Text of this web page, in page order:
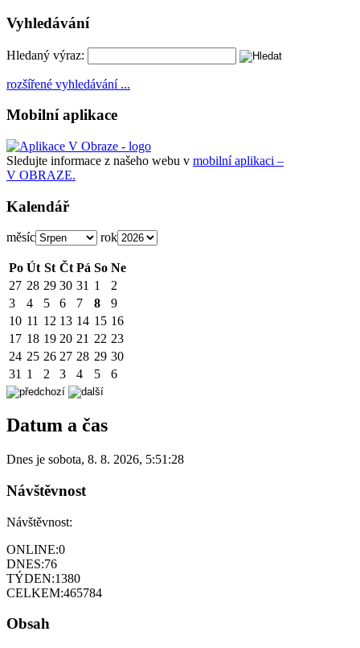
Vyhledávání
Hledaný výraz:
rozšířené vyhledávání ...
Mobilní aplikace
Sledujte informace z našeho webu v mobilní aplikaci –
V OBRAZE.
Kalendář
měsíc rok
Po Út St Čt Pá So Ne
27 28 29 30 31 1
2
3
4 5 6 7 8
9
10 11 12 13 14 15 16
17 18 19 20 21 22 23
24 25 26 27 28 29 30
31 1 2 3 4 5 6
Datum a čas
Dnes je sobota, 8. 8. 2026, 5:51:28
Návštěvnost
Návštěvnost:
ONLINE:0
DNES:76
TÝDEN:1380
CELKEM:465784
Obsah